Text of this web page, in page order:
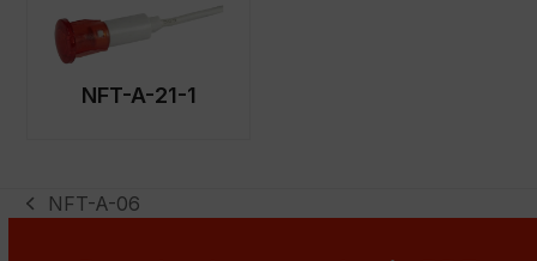
NFT-A-21-1
previous
NFT-A-06